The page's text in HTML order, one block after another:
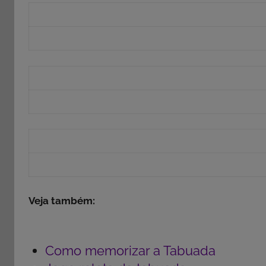
Veja também:
Como memorizar a Tabuada